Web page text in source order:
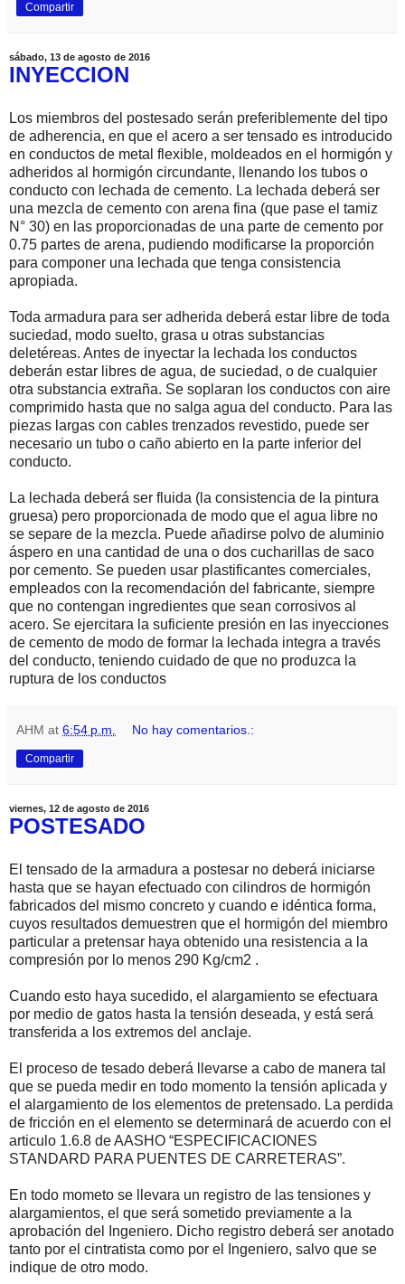
Compartir
sábado, 13 de agosto de 2016
INYECCION
Los miembros del postesado serán preferiblemente del tipo
de adherencia, en que el acero a ser tensado es introducido
en conductos de metal flexible, moldeados en el hormigón y
adheridos al hormigón circundante, llenando los tubos o
conducto con lechada de cemento. La lechada deberá ser
una mezcla de cemento con arena fina (que pase el tamiz
N° 30) en las proporcionadas de una parte de cemento por
0.75 partes de arena, pudiendo modificarse la proporción
para componer una lechada que tenga consistencia
apropiada.
Toda armadura para ser adherida deberá estar libre de toda
suciedad, modo suelto, grasa u otras substancias
deletéreas. Antes de inyectar la lechada los conductos
deberán estar libres de agua, de suciedad, o de cualquier
otra substancia extraña. Se soplaran los conductos con aire
comprimido hasta que no salga agua del conducto. Para las
piezas largas con cables trenzados revestido, puede ser
necesario un tubo o caño abierto en la parte inferior del
conducto.
La lechada deberá ser fluida (la consistencia de la pintura
gruesa) pero proporcionada de modo que el agua libre no
se separe de la mezcla. Puede añadirse polvo de aluminio
áspero en una cantidad de una o dos cucharillas de saco
por cemento. Se pueden usar plastificantes comerciales,
empleados con la recomendación del fabricante, siempre
que no contengan ingredientes que sean corrosivos al
acero. Se ejercitara la suficiente presión en las inyecciones
de cemento de modo de formar la lechada integra a través
del conducto, teniendo cuidado de que no produzca la
ruptura de los conductos
AHM at 6:54 p.m. No hay comentarios.:
Compartir
viernes, 12 de agosto de 2016
POSTESADO
El tensado de la armadura a postesar no deberá iniciarse
hasta que se hayan efectuado con cilindros de hormigón
fabricados del mismo concreto y cuando e idéntica forma,
cuyos resultados demuestren que el hormigón del miembro
particular a pretensar haya obtenido una resistencia a la
compresión por lo menos 290 Kg/cm2 .
Cuando esto haya sucedido, el alargamiento se efectuara
por medio de gatos hasta la tensión deseada, y está será
transferida a los extremos del anclaje.
El proceso de tesado deberá llevarse a cabo de manera tal
que se pueda medir en todo momento la tensión aplicada y
el alargamiento de los elementos de pretensado. La perdida
de fricción en el elemento se determinará de acuerdo con el
articulo 1.6.8 de AASHO “ESPECIFICACIONES
STANDARD PARA PUENTES DE CARRETERAS”.
En todo mometo se llevara un registro de las tensiones y
alargamientos, el que será sometido previamente a la
aprobación del Ingeniero. Dicho registro deberá ser anotado
tanto por el cintratista como por el Ingeniero, salvo que se
indique de otro modo.